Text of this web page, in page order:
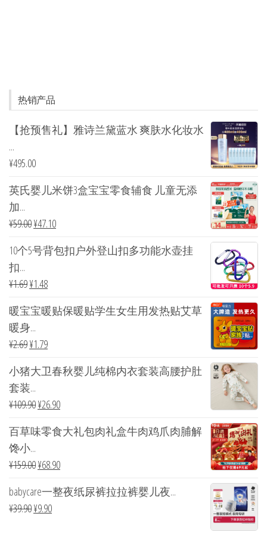
热销产品
【抢预售礼】雅诗兰黛蓝水 爽肤水化妆水
...
¥495.00
英氏婴儿米饼3盒宝宝零食辅食 儿童无添
加...
¥59.00¥47.10
10个5号背包扣户外登山扣多功能水壶挂
扣...
¥1.69¥1.48
暖宝宝暖贴保暖贴学生女生用发热贴艾草
暖身...
¥2.69¥1.79
小猪大卫春秋婴儿纯棉内衣套装高腰护肚
套装...
¥109.90¥26.90
百草味零食大礼包肉礼盒牛肉鸡爪肉脯解
馋小...
¥159.00¥68.90
babycare一整夜纸尿裤拉拉裤婴儿夜...
¥39.90¥9.90